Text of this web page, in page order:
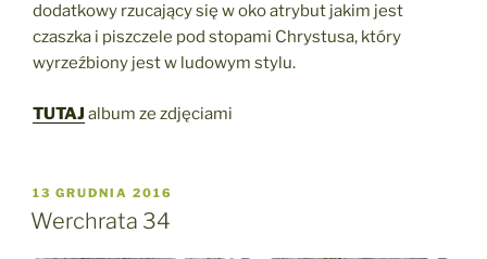
dodatkowy rzucający się w oko atrybut jakim jest
czaszka i piszczele pod stopami Chrystusa, który
wyrzeźbiony jest w ludowym stylu.
TUTAJ album ze zdjęciami
OPUBLIKOWANE
W
13 GRUDNIA 2016
Werchrata 34